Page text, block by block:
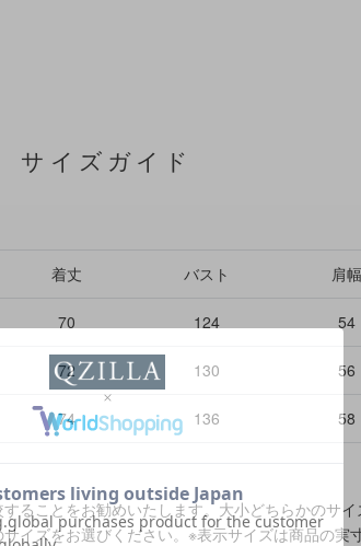
サイズガイド
着丈 バスト 肩幅
70 124 54
72 130 56
74 136 58
ることをお勧めいたします。大小どちらかのサ
イズをお選びください。※表示サイズは商品の実